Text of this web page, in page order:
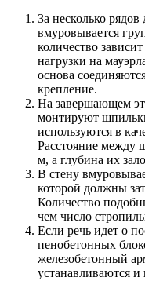
За несколько
вмуровывается
количество
нагрузки на
основа
крепление.
На завершающем
монтируют
используются в
Расстояние между
м, а глубина их
В стену
которой должны
Количество
чем число
Если речь идет о
пенобетонных
железобетонный
устанавливаются